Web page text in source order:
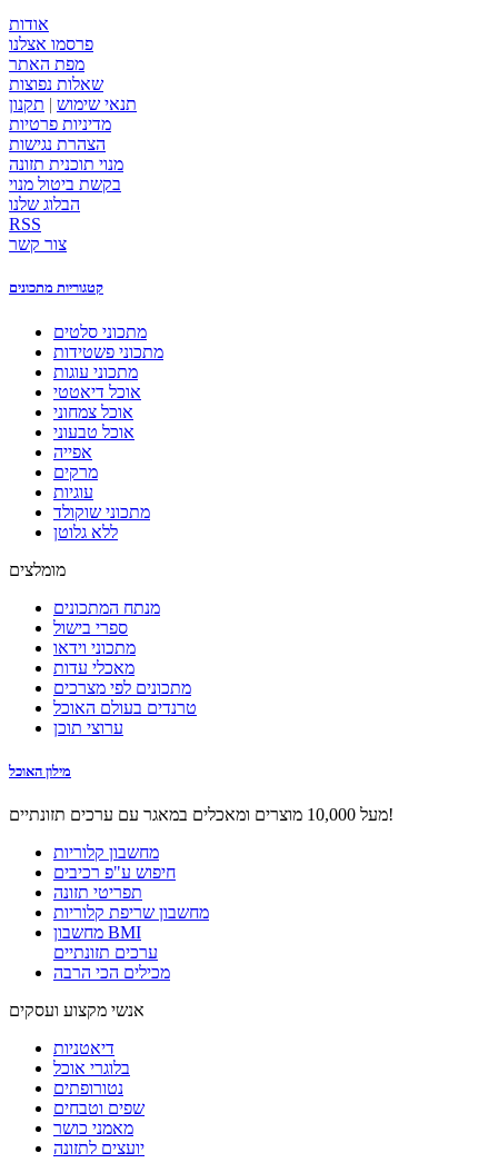
אודות
פרסמו אצלנו
מפת האתר
שאלות נפוצות
תנאי שימוש | תקנון
מדיניות פרטיות
הצהרת נגישות
מנוי תוכנית תזונה
בקשת ביטול מנוי
הבלוג שלנו
RSS
צור קשר
קטגוריות מתכונים
מתכוני סלטים
מתכוני פשטידות
מתכוני עוגות
אוכל דיאטטי
אוכל צמחוני
אוכל טבעוני
אפייה
מרקים
עוגיות
מתכוני שוקולד
ללא גלוטן
מומלצים
מנתח המתכונים
ספרי בישול
מתכוני וידאו
מאכלי עדות
מתכונים לפי מצרכים
טרנדים בעולם האוכל
ערוצי תוכן
מילון האוכל
מעל 10,000 מוצרים ומאכלים במאגר עם ערכים תזונתיים!
מחשבון קלוריות
חיפוש ע"פ רכיבים
תפריטי תזונה
מחשבון שריפת קלוריות
מחשבון BMI
ערכים תזונתיים
מכילים הכי הרבה
אנשי מקצוע ועסקים
דיאטניות
בלוגרי אוכל
נטורופתים
שפים וטבחים
מאמני כושר
יועצים לתזונה